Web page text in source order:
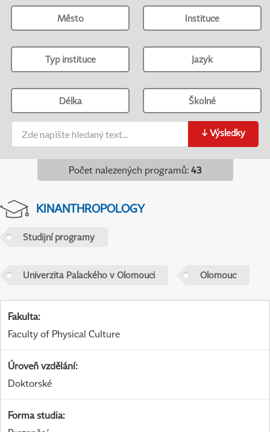
Město Instituce
Typ instituce Jazyk
Délka Školné
↓ Výsledky
Počet nalezených programů: 43
KINANTHROPOLOGY
Studijní programy
Univerzita Palackého v Olomouci Olomouc
Fakulta:
Faculty of Physical Culture
Úroveň vzdělání:
Doktorské
Forma studia: